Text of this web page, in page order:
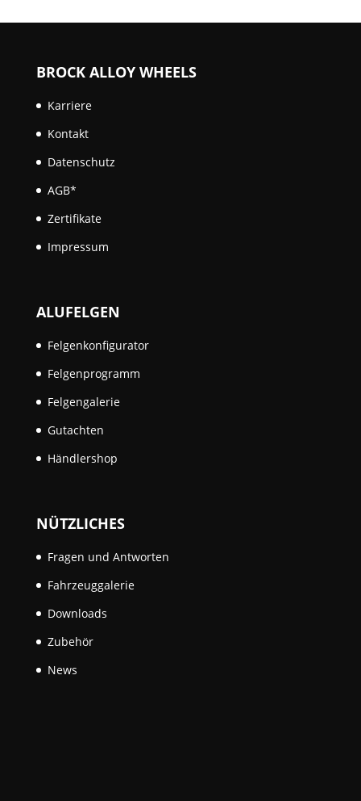
BROCK ALLOY WHEELS
Karriere
Kontakt
Datenschutz
AGB*
Zertifikate
Impressum
ALUFELGEN
Felgenkonfigurator
Felgenprogramm
Felgengalerie
Gutachten
Händlershop
NÜTZLICHES
Fragen und Antworten
Fahrzeuggalerie
Downloads
Zubehör
News